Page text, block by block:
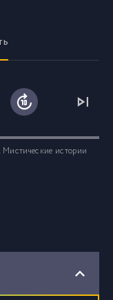
истории